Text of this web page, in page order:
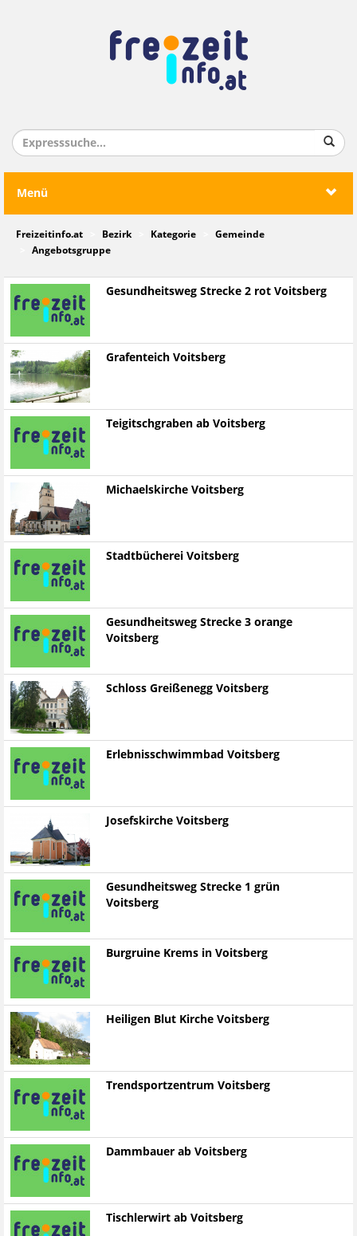
Menü
Freizeitinfo.at Bezirk Kategorie
Gemeinde
Angebotsgruppe
Gesundheitsweg Strecke 2 rot Voitsberg
Grafenteich Voitsberg
Teigitschgraben ab Voitsberg
Michaelskirche Voitsberg
Stadtbücherei Voitsberg
Gesundheitsweg Strecke 3 orange
Voitsberg
Schloss Greißenegg Voitsberg
Erlebnisschwimmbad Voitsberg
Josefskirche Voitsberg
Gesundheitsweg Strecke 1 grün
Voitsberg
Burgruine Krems in Voitsberg
Heiligen Blut Kirche Voitsberg
Trendsportzentrum Voitsberg
Dammbauer ab Voitsberg
Tischlerwirt ab Voitsberg